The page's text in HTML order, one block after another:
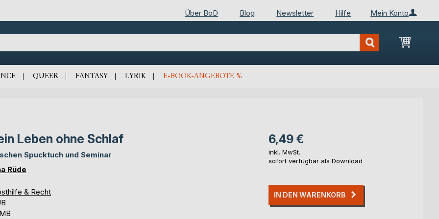
Mein Konto
Über BoD Blog Newsletter Hilfe
Mein
QUEER FANTASY LYRIK E-BOOK-ANGEBOTE %
Leben ohne Schlaf
Spucktuch und Seminar
Rüde
& Recht
6,49 €
inkl. MwSt.
sofort verfügbar als Download
IN DEN WARENKORB